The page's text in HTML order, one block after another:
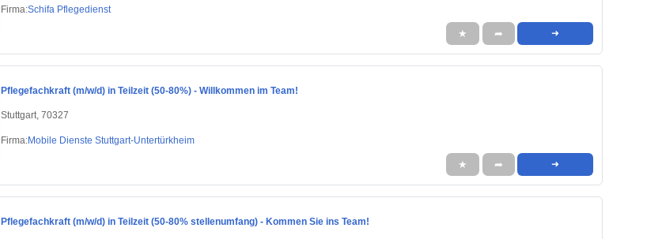
Firma:Schifa Pflegedienst
★ ➦ ➜
Pflegefachkraft (m/w/d) in Teilzeit (50-80%) - Willkommen im Team!
Stuttgart, 70327
Firma:Mobile Dienste Stuttgart-Untertürkheim
★ ➦ ➜
Pflegefachkraft (m/w/d) in Teilzeit (50-80% stellenumfang) - Kommen Sie ins Team!